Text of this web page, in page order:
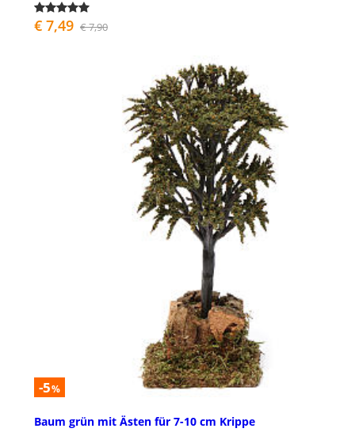
€ 7,49 € 7,90
-5%
Baum grün mit Ästen für 7-10 cm Krippe